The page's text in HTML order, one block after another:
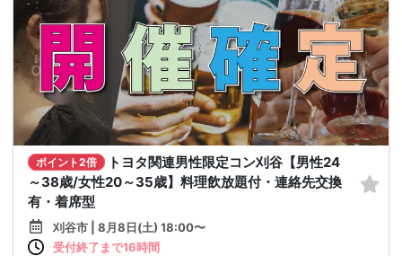
ポイント2倍
トヨタ関連男性限定コン刈谷【男性24
～38歳/女性20～35歳】料理飲放題付・連絡先交換
有・着席型
刈谷市 | 8月8日(土) 18:00〜
受付終了まで16時間